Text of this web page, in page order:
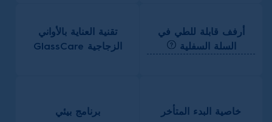
أرفف قابلة للطي في
السلة السفلية
تقنية العناية بالأواني
الزجاجية GlassCare
خاصية البدء المتأخر برنامج بيئي